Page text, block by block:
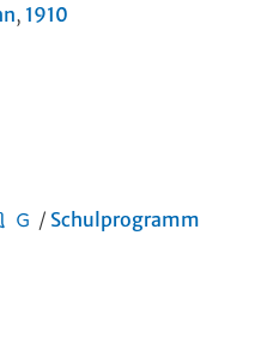
, 1910
/ Schulprogramm